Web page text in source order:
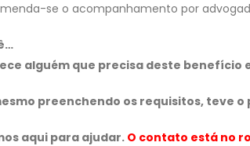
se o acompanhamento por
alguém que precisa deste benefício
preenchendo os requisitos, teve o
aqui para ajudar. O contato está no